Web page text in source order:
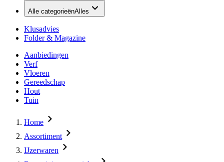
Alle categorieënAlles
Klusadvies
Folder & Magazine
Aanbiedingen
Verf
Vloeren
Gereedschap
Hout
Tuin
Home
Assortiment
IJzerwaren